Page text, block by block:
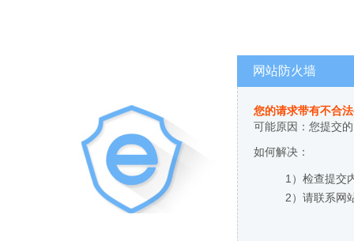
网站防火墙
您的请求带有不合
可能原因：您提交
如何解决：
1）检查提交
2）请联系网